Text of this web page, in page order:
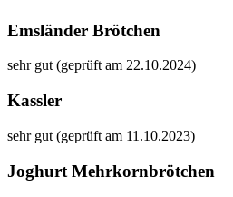
Emsländer Brötchen
sehr gut (geprüft am 22.10.2024)
Kassler
sehr gut (geprüft am 11.10.2023)
Joghurt Mehrkornbrötchen